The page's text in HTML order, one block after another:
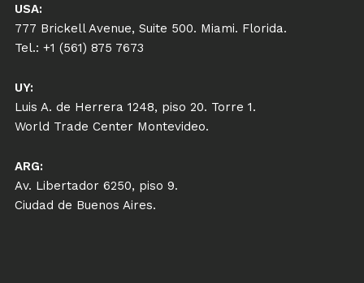
USA:
777 Brickell Avenue, Suite 500. Miami. Florida.
Tel.: +1 (561) 875 7673
UY:
Luis A. de Herrera 1248, piso 20. Torre 1.
World Trade Center Montevideo.
ARG:
Av. Libertador 6250, piso 9.
Ciudad de Buenos Aires.